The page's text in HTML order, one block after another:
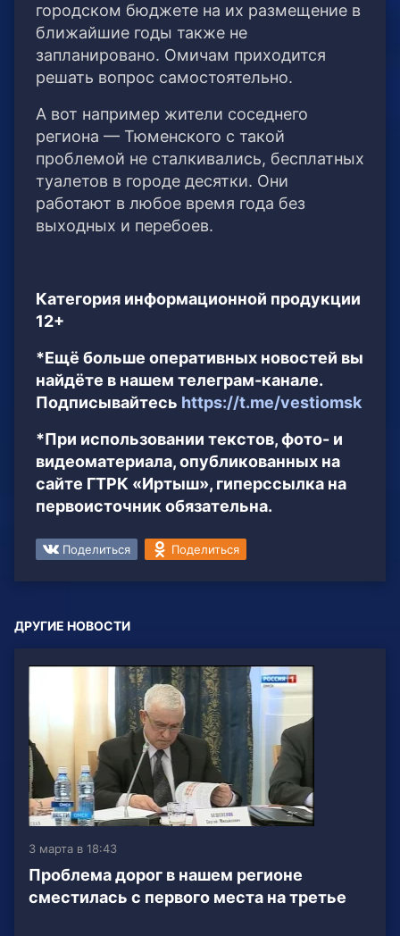
городском бюджете на их размещение в
ближайшие годы также не
запланировано. Омичам приходится
решать вопрос самостоятельно.
А вот например жители соседнего
региона — Тюменского с такой
проблемой не сталкивались, бесплатных
туалетов в городе десятки. Они
работают в любое время года без
выходных и перебоев.
Категория информационной продукции
12+
*Ещё больше оперативных новостей вы
найдёте в нашем телеграм-канале.
Подписывайтесь https://t.me/vestiomsk
*При использовании текстов, фото- и
видеоматериала, опубликованных на
сайте ГТРК «Иртыш», гиперссылка на
первоисточник обязательна.
Поделиться Поделиться
ДРУГИЕ НОВОСТИ
3 марта в 18:43
Проблема дорог в нашем регионе
сместилась с первого места на третье